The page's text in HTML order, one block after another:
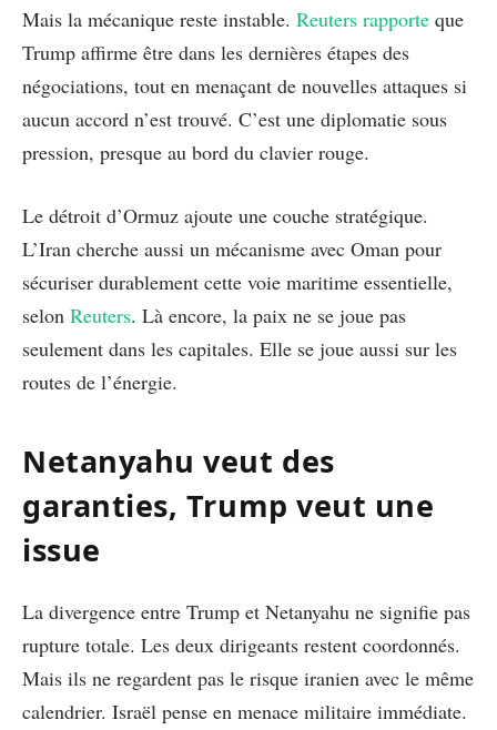
Mais la mécanique reste instable. Reuters rapporte que
Trump affirme être dans les dernières étapes des
négociations, tout en menaçant de nouvelles attaques si
aucun accord n’est trouvé. C’est une diplomatie sous
pression, presque au bord du clavier rouge.
Le détroit d’Ormuz ajoute une couche stratégique.
L’Iran cherche aussi un mécanisme avec Oman pour
sécuriser durablement cette voie maritime essentielle,
selon Reuters. Là encore, la paix ne se joue pas
seulement dans les capitales. Elle se joue aussi sur les
routes de l’énergie.
Netanyahu veut des
garanties, Trump veut une
issue
La divergence entre Trump et Netanyahu ne signifie pas
rupture totale. Les deux dirigeants restent coordonnés.
Mais ils ne regardent pas le risque iranien avec le même
calendrier. Israël pense en menace militaire immédiate.